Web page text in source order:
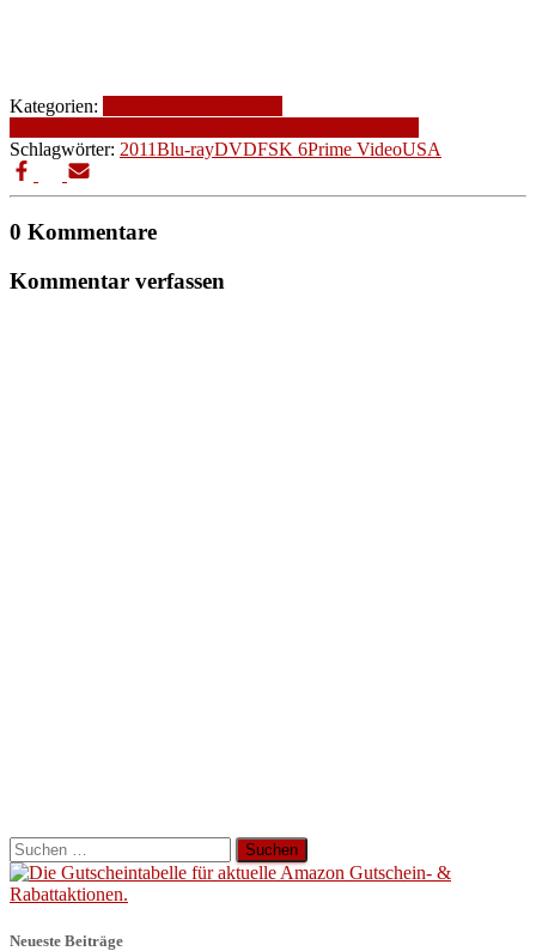
Kategorien:
Schlagwörter: 2011Blu-rayDVDFSK 6Prime VideoUSA
0 Kommentare
Kommentar verfassen
Suchen
nach:
Neueste Beiträge